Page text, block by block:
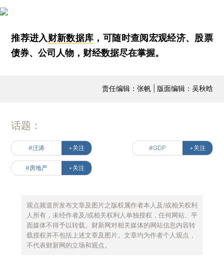
推荐进入财新数据库 ，可随时查阅宏观经济、股票
债券、公司人物，财经数据尽在掌握。
责任编辑：张帆 | 版面编辑：吴秋晗
话题：
#汪涛 +关注 #GDP +关注
#房地产 +关注
观点频道所发布文章及图片之版权属作者本人及/或相关权利
人所有，未经作者及/或相关权利人单独授权，任何网站、平
面媒体不得予以转载。财新网对相关媒体的网站信息内容转
载授权并不包括上述文章及图片。文章均为作者个人观点，
不代表财新网的立场和观点。